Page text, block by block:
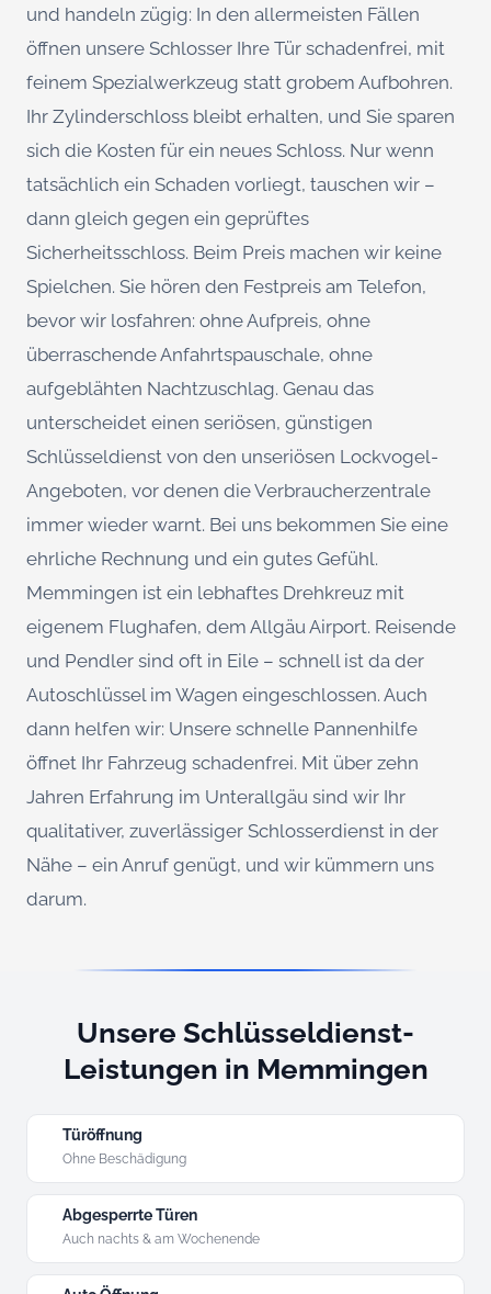
und handeln zügig: In den allermeisten Fällen
öffnen unsere Schlosser Ihre Tür schadenfrei, mit
feinem Spezialwerkzeug statt grobem Aufbohren.
Ihr Zylinderschloss bleibt erhalten, und Sie sparen
sich die Kosten für ein neues Schloss. Nur wenn
tatsächlich ein Schaden vorliegt, tauschen wir –
dann gleich gegen ein geprüftes
Sicherheitsschloss. Beim Preis machen wir keine
Spielchen. Sie hören den Festpreis am Telefon,
bevor wir losfahren: ohne Aufpreis, ohne
überraschende Anfahrtspauschale, ohne
aufgeblähten Nachtzuschlag. Genau das
unterscheidet einen seriösen, günstigen
Schlüsseldienst von den unseriösen Lockvogel-
Angeboten, vor denen die Verbraucherzentrale
immer wieder warnt. Bei uns bekommen Sie eine
ehrliche Rechnung und ein gutes Gefühl.
Memmingen ist ein lebhaftes Drehkreuz mit
eigenem Flughafen, dem Allgäu Airport. Reisende
und Pendler sind oft in Eile – schnell ist da der
Autoschlüssel im Wagen eingeschlossen. Auch
dann helfen wir: Unsere schnelle Pannenhilfe
öffnet Ihr Fahrzeug schadenfrei. Mit über zehn
Jahren Erfahrung im Unterallgäu sind wir Ihr
qualitativer, zuverlässiger Schlosserdienst in der
Nähe – ein Anruf genügt, und wir kümmern uns
darum.
Unsere Schlüsseldienst-
Leistungen in Memmingen
Türöffnung
Ohne Beschädigung
Abgesperrte Türen
Auch nachts & am Wochenende